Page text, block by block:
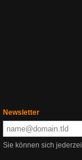
Newsletter
Sie können sich